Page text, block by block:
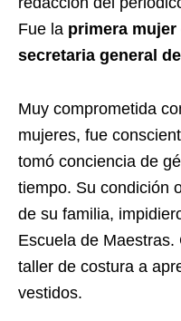
Fue la primera
secretaria general
Muy comprometida
mujeres, fue
tomó conciencia de
tiempo. Su condición
de su familia,
Escuela de
taller de costura a
vestidos.